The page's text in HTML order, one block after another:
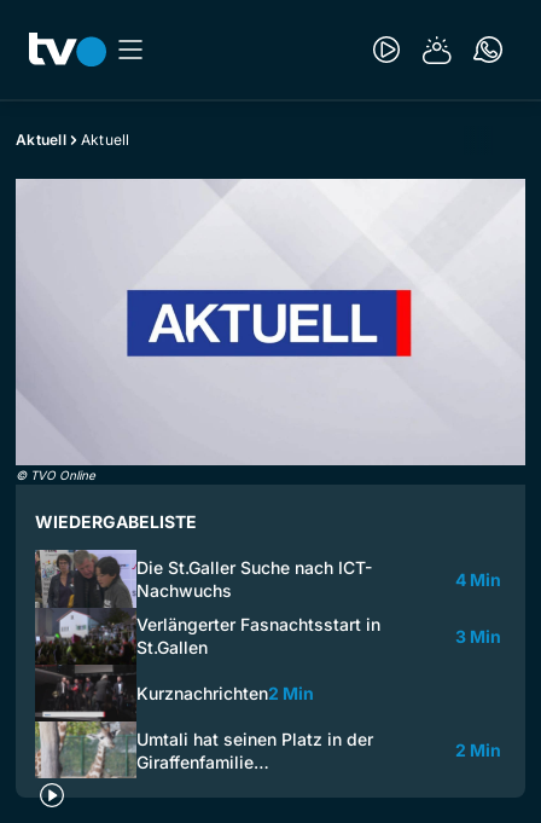
Aktuell Aktuell
© TVO Online
WIEDERGABELISTE
Die St.Galler Suche nach ICT-
Nachwuchs
4 Min
Verlängerter Fasnachtsstart in
St.Gallen
3 Min
Kurznachrichten2 Min
Umtali hat seinen Platz in der
Giraffenfamilie…
2 Min